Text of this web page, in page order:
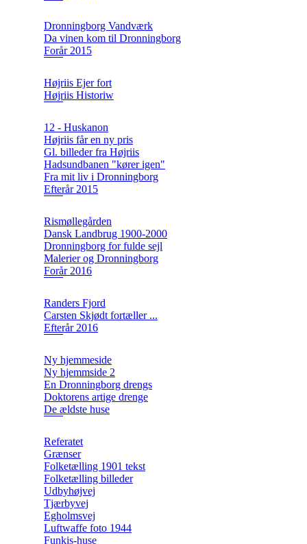
Dronningborg Vandværk
Da vinen kom til Dronningborg
Forår 2015
Højriis Ejer fort
Højriis Historiw
12 - Huskanon
Højriis får en ny pris
Gl. billeder fra Højriis
Hadsundbanen "kører igen"
Fra mit liv i Dronningborg
Efterår 2015
Rismøllegården
Dansk Landbrug 1900-2000
Dronningborg for fulde sejl
Malerier og Dronningborg
Forår 2016
Randers Fjord
Carsten Skjødt fortæller ...
Efterår 2016
Ny hjemmeside
Ny hjemmside 2
En Dronningborg drengs
Doktorens artige drenge
De ældste huse
Referatet
Grænser
Folketælling 1901 tekst
Folketælling billeder
Udbyhøjvej
Tjærbyvej
Egholmsvej
Luftwaffe foto 1944
Funkis-huse